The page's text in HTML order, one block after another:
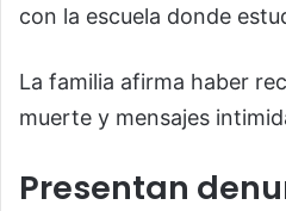
con la escuela donde
La familia afirma haber
muerte y mensajes
Presentan